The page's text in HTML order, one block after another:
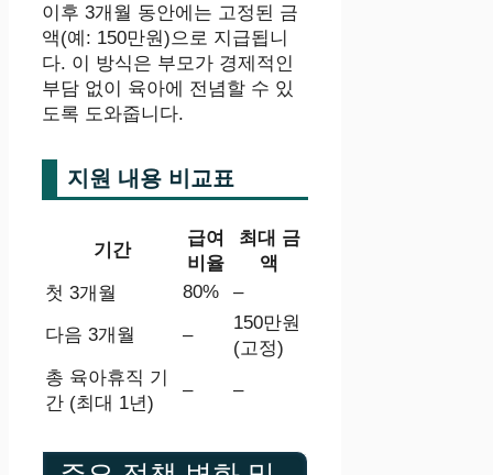
이후 3개월 동안에는 고정된 금
액(예: 150만원)으로 지급됩니
다. 이 방식은 부모가 경제적인
부담 없이 육아에 전념할 수 있
도록 도와줍니다.
지원 내용 비교표
기간
급여
비율
최대 금
액
첫 3개월
80% –
다음 3개월 –
150만원
(고정)
총 육아휴직 기
간 (최대 1년)
– –